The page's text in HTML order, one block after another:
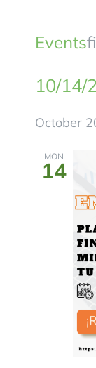
Events
10/14/
Select
date.
October
MON
14